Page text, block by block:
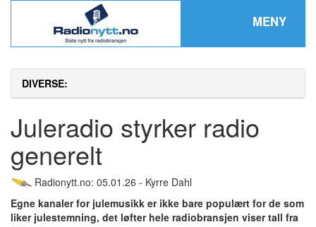
MENY
DIVERSE:
Juleradio styrker radio
generelt
Radionytt.no: 05.01.26 - Kyrre Dahl
Egne kanaler for julemusikk er ikke bare populært for de som
liker julestemning, det løfter hele radiobransjen viser tall fra